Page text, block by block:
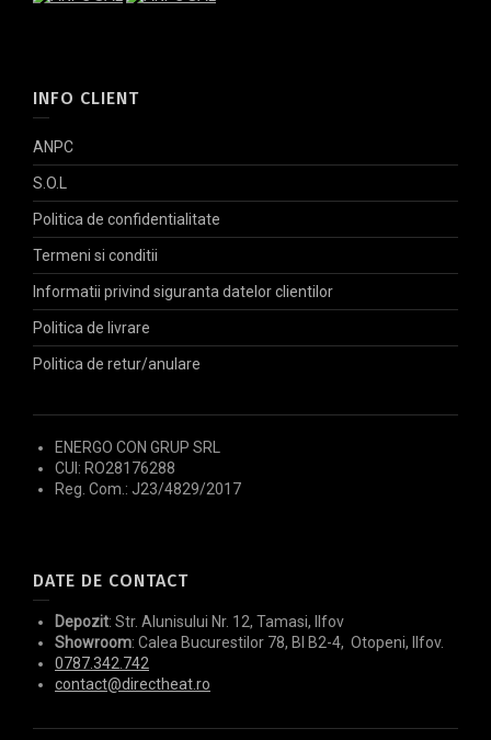
INFO CLIENT
ANPC
S.O.L
Politica de confidentialitate
Termeni si conditii
Informatii privind siguranta datelor clientilor
Politica de livrare
Politica de retur/anulare
ENERGO CON GRUP SRL
CUI: RO28176288
Reg. Com.: J23/4829/2017
DATE DE CONTACT
Depozit: Str. Alunisului Nr. 12, Tamasi, Ilfov
Showroom: Calea Bucurestilor 78, Bl B2-4, Otopeni, Ilfov.
0787.342.742
contact@directheat.ro